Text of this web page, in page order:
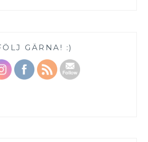
GÄRNA! :)